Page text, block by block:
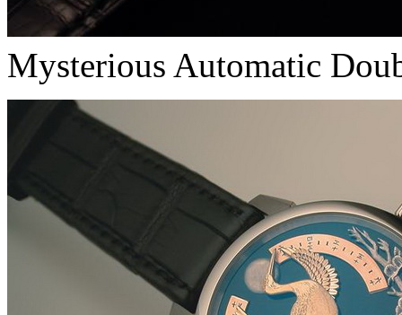
Mysterious Automatic